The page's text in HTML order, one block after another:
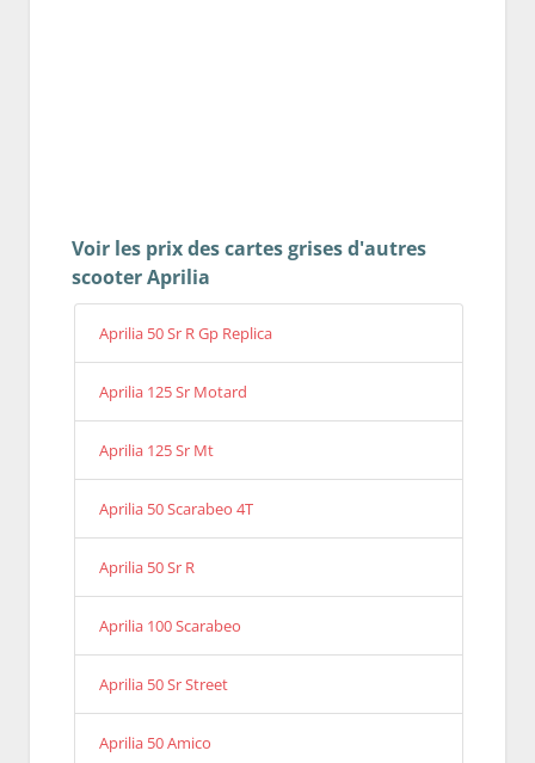
Voir les prix des cartes grises d'autres
scooter Aprilia
Aprilia 50 Sr R Gp Replica
Aprilia 125 Sr Motard
Aprilia 125 Sr Mt
Aprilia 50 Scarabeo 4T
Aprilia 50 Sr R
Aprilia 100 Scarabeo
Aprilia 50 Sr Street
Aprilia 50 Amico